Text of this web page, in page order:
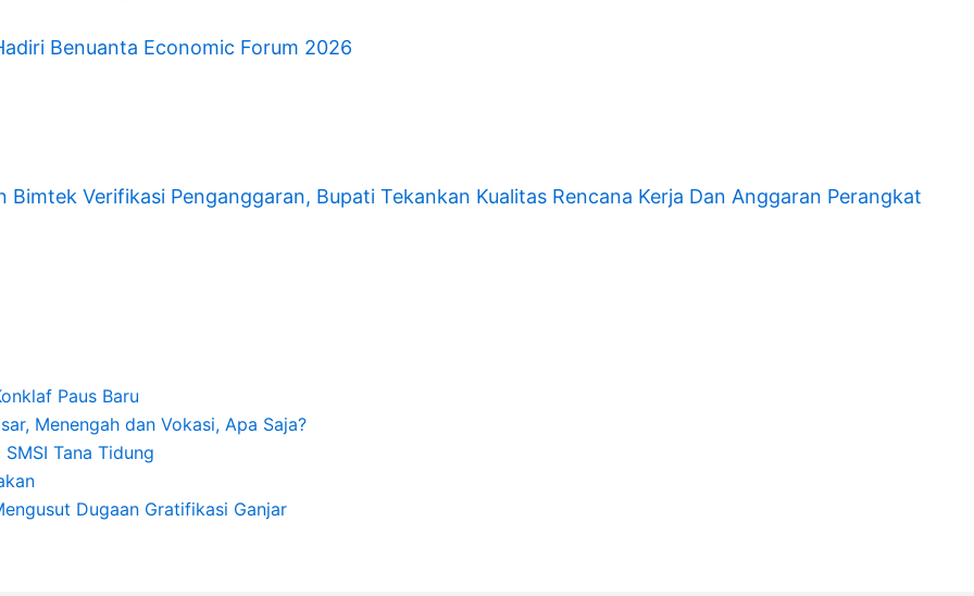
Benuanta Economic Forum 2026
Bimtek Verifikasi Penganggaran, Bupati Tekankan Kualitas Rencana Kerja Dan Anggaran Perangkat
Paus Baru
Menengah dan Vokasi, Apa Saja?
Tana Tidung
Dugaan Gratifikasi Ganjar